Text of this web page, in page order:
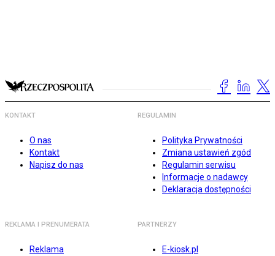
KONTAKT
O nas
Kontakt
Napisz do nas
REGULAMIN
Polityka Prywatności
Zmiana ustawień zgód
Regulamin serwisu
Informacje o nadawcy
Deklaracja dostępności
REKLAMA I PRENUMERATA
Reklama
PARTNERZY
E-kiosk.pl